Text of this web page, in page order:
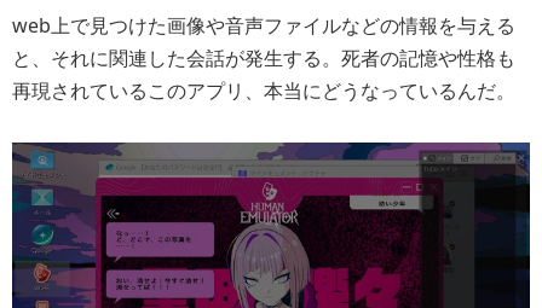
web上で見つけた画像や音声ファイルなどの情報を与える
と、それに関連した会話が発生する。死者の記憶や性格も
再現されているこのアプリ、本当にどうなっているんだ。